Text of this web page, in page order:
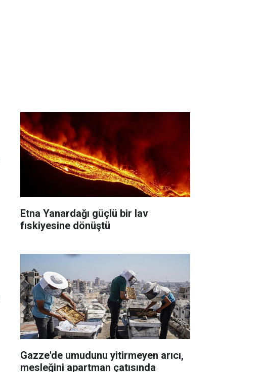
Etna Yanardağı güçlü bir lav
fıskiyesine dönüştü
Gazze'de umudunu yitirmeyen arıcı,
mesleğini apartman çatısında